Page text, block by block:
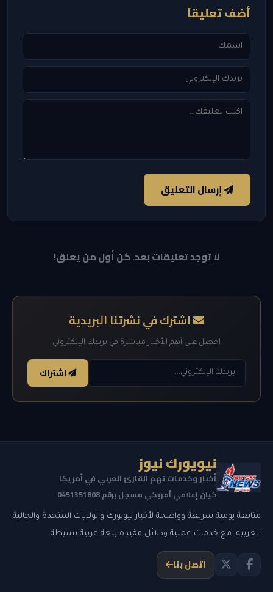
أضف تعليقاً
إرسال التعليق
لا توجد تعليقات بعد. كن أول من يعلق!
اشترك في نشرتنا البريدية
احصل على أهم الأخبار مباشرة في بريدك الإلكتروني
اشتراك
نيويورك نيوز
أخبار وخدمات تهم القارئ العربي في أمريكا
كيان إعلامي أمريكي مسجل برقم 0451351808
متابعة يومية سريعة وواضحة لأخبار نيويورك والولايات المتحدة والجالية
العربية، مع خدمات عملية ودلائل مفيدة بلغة عربية بسيطة.
اتصل بنا